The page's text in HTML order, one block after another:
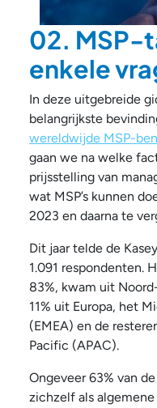
02. MSP-
enkele
In deze uitgebreide
belangrijkste
wereldwijde MSP-
gaan we na welke
prijsstelling van
wat MSP’s kunnen
2023 en daarna te
Dit jaar telde de
1.091 respondenten.
83%, kwam uit
11% uit Europa, het
(EMEA) en de
Pacific (APAC).
Ongeveer 63% van
zichzelf als algemene